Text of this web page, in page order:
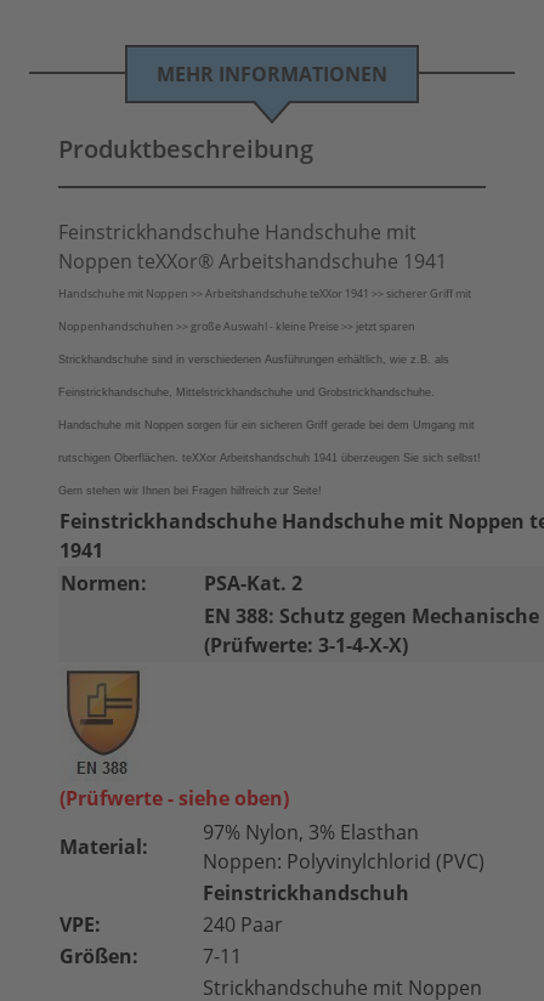
MEHR INFORMATIONEN
Produktbeschreibung
Feinstrickhandschuhe Handschuhe mit
Noppen teXXor® Arbeitshandschuhe 1941
Handschuhe mit Noppen >> Arbeitshandschuhe teXXor 1941 >> sicherer Griff mit
Noppenhandschuhen >> große Auswahl - kleine Preise >> jetzt sparen
Strickhandschuhe sind in verschiedenen Ausführungen erhältlich, wie z.B. als
Feinstrickhandschuhe, Mittelstrickhandschuhe und Grobstrickhandschuhe.
Handschuhe mit Noppen sorgen für ein sicheren Griff gerade bei dem Umgang mit
rutschigen Oberflächen. teXXor Arbeitshandschuh 1941 überzeugen Sie sich selbst!
Gern stehen wir Ihnen bei Fragen hilfreich zur Seite!
Feinstrickhandschuhe Handschuhe mit Noppen
1941
Normen:
PSA-Kat. 2
EN 388: Schutz gegen
(Prüfwerte: 3-1-4-X-X)
(Prüfwerte - siehe oben)
Material:
97% Nylon, 3% Elasthan
Noppen: Polyvinylchlorid (PVC)
Feinstrickhandschuh
VPE:
240 Paar
Größen:
7-11
Strickhandschuhe mit Noppen